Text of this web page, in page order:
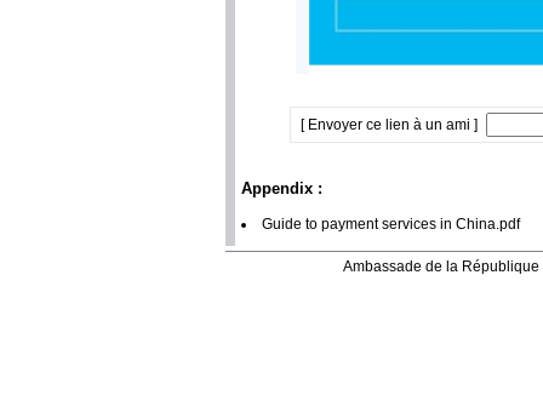
[ Envoyer ce lien à un ami ]
Appendix :
Guide to payment services in China.pdf
Ambassade de la